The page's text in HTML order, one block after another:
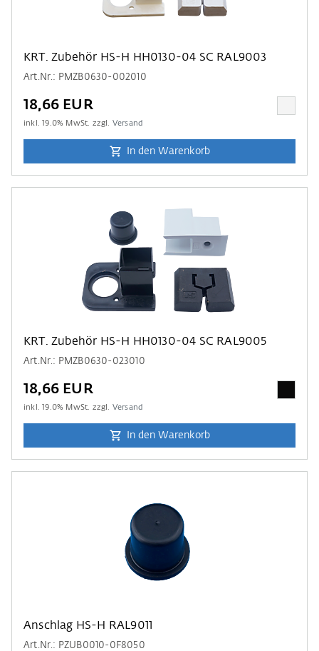
KRT. Zubehör HS-H HH0130-04 SC RAL9003
Art.Nr.: PMZB0630-002010
18,66 EUR
inkl.19.0% MwSt. zzgl. Versand
In den Warenkorb
KRT. Zubehör HS-H HH0130-04 SC RAL9005
Art.Nr.: PMZB0630-023010
18,66 EUR
inkl.19.0% MwSt. zzgl. Versand
In den Warenkorb
Anschlag HS-H RAL9011
Art.Nr.: PZUB0010-0F8050